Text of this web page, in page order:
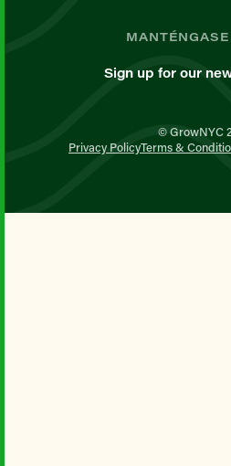
Sign up for our
© GrowNYC
Privacy PolicyTerms &